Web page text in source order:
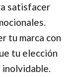
satisfacer
tu marca con
tu elección
inolvidable.